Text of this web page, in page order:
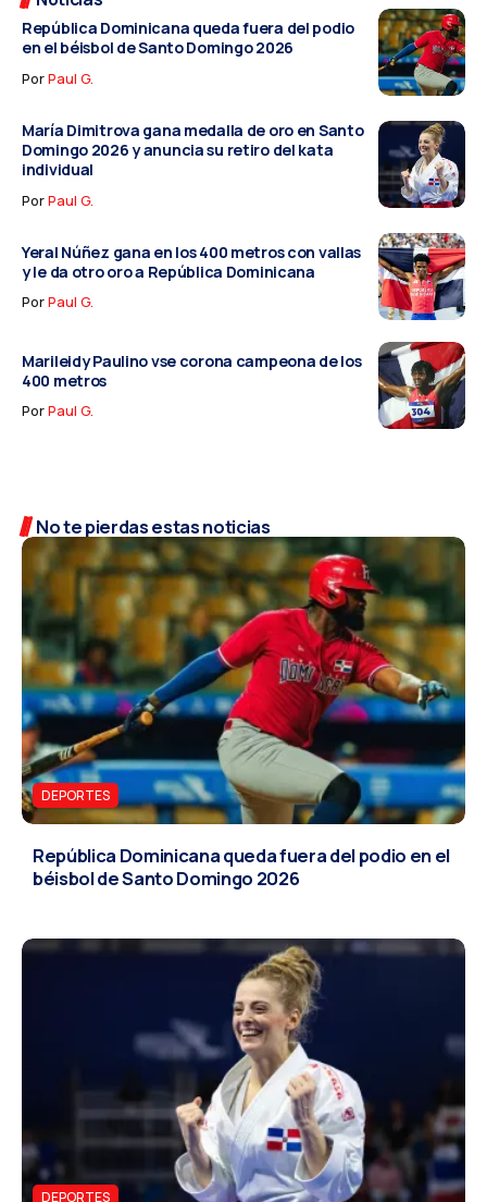
República Dominicana queda fuera del podio
en el béisbol de Santo Domingo 2026
PorPaul G.
María Dimitrova gana medalla de oro en Santo
Domingo 2026 y anuncia su retiro del kata
individual
PorPaul G.
Yeral Núñez gana en los 400 metros con vallas
y le da otro oro a República Dominicana
PorPaul G.
Marileidy Paulino vse corona campeona de los
400 metros
PorPaul G.
No te pierdas estas noticias
DEPORTES
República Dominicana queda fuera del podio en el
béisbol de Santo Domingo 2026
DEPORTES